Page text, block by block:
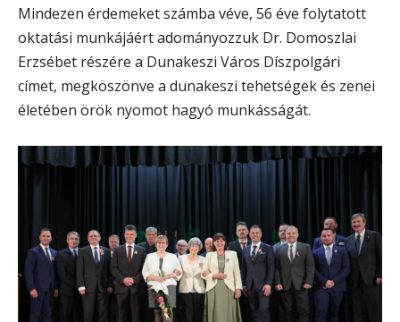
Mindezen érdemeket számba véve, 56 éve folytatott
oktatási munkájáért adományozzuk Dr. Domoszlai
Erzsébet részére a Dunakeszi Város Díszpolgári
címet, megköszönve a dunakeszi tehetségek és zenei
életében örök nyomot hagyó munkásságát.